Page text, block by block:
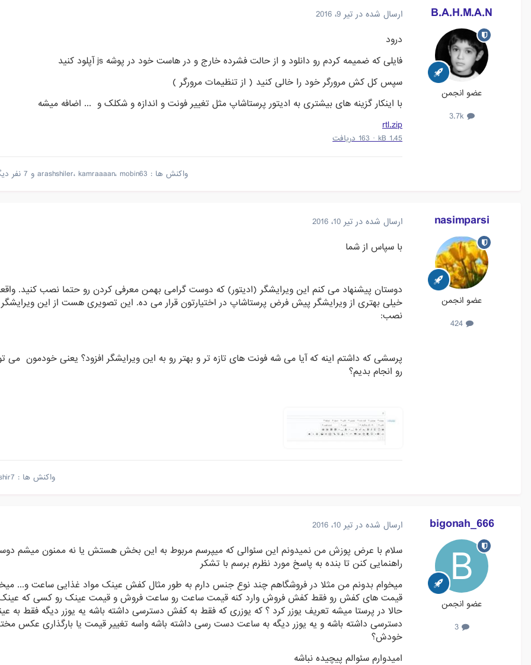
B.A.H.M.A.N
عضو انجمن
ارسال شده در تیر 9، 2016
درود
فایلی که ضمیمه کردم رو دانلود و از حالت فشرده خارج و در هاست خود در پوشه js آپلود کنید
سپس کل کش مرورگر خود را خالی کنید ( از تنظیمات مرورگر )
با اینکار گزینه های بیشتری به ادیتور پرستاشاپ مثل تغییر فونت و اندازه و شکلک و ... اضافه میشه
rtl.zip
1.45 kB
·163 دریافت
واکنش ها : arashshiler، kamraaaan، mobin63 و 7 نفر دیگر
nasimparsi
عضو انجمن
424
ارسال شده در تیر 10، 2016
با سپاس از شما
دوستان پیشنهاد می کنم این ویرایشگر (ادیتور) که دوست گرامی بهمن معرفی کردن رو حتما نصب کنید.
خیلی بهتری از ویرایشگر پیش فرض پرستاشاپ در اختیارتون قرار می ده. این تصویری هست از این
نصب:
پرسشی که داشتم اینه که آیا می شه فونت های تازه تر و بهتر رو به این ویرایشگر افزود؟ یعنی خودمون می
رو انجام بدیم؟
واکنش ها :
bigonah_666
عضو انجمن
3
ارسال شده در تیر 10، 2016
سلام با عرض پوزش من نمیدونم این سئوالی که میپرسم مربوط به این بخش هستش یا نه ممنون میشم
راهنمایی کنن تا بنده به پاسخ مورد نظرم برسم با تشکر
میخوام بدونم من مثلا در فروشگاهم چند نوع جنس دارم به طور مثال کفش عینک مواد غذایی ساعت و...
قیمت های کفش رو فقط کفش فروش وارد کنه قیمت ساعت رو ساعت فروش و قیمت عینک رو کسی که عینک
حالا در پرستا میشه تعریف یوزر کرد ؟ که یوزری که فقط به کفش دسترسی داشته باشه یه یوزر دیگه فقط به
دسترسی داشته باشه و یه یوزر دیگه به ساعت دست رسی داشته باشه واسه تغییر قیمت یا بارگذاری عکس
خودش؟
امیدوارم سئوالم پیچیده نباشه